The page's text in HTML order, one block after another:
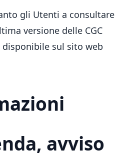
gli Utenti a consultare
versione delle CGC
disponibile sul sito web
avviso